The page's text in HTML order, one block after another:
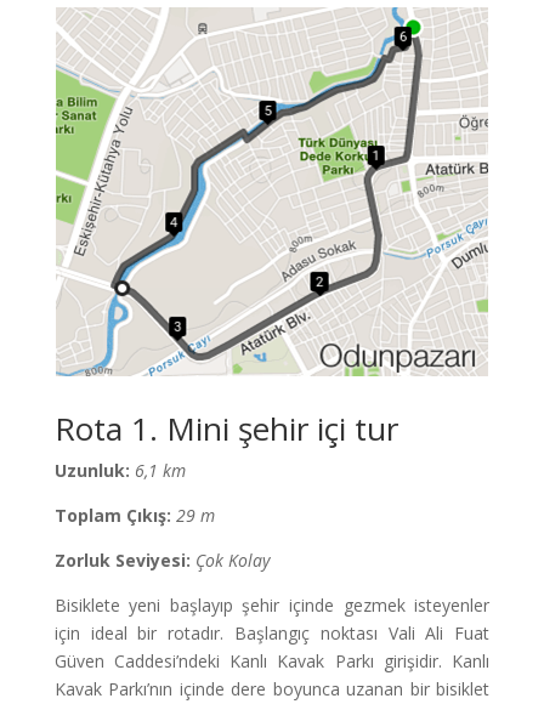
Rota 1. Mini şehir içi tur
Uzunluk: 6,1 km
Toplam Çıkış: 29 m
Zorluk Seviyesi: Çok Kolay
Bisiklete yeni başlayıp şehir içinde gezmek isteyenler
için ideal bir rotadır. Başlangıç noktası Vali Ali Fuat
Güven Caddesi’ndeki Kanlı Kavak Parkı girişidir. Kanlı
Kavak Parkı’nın içinde dere boyunca uzanan bir bisiklet